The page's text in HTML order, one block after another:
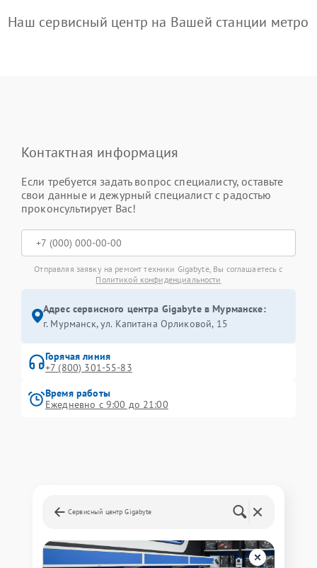
Наш сервисный центр на Вашей станции метро
Контактная информация
Если требуется задать вопрос специалисту, оставьте
свои данные и дежурный специалист с радостью
проконсультирует Вас!
Отправляя заявку на ремонт техники Gigabyte, Вы соглашаетесь с
Политикой конфиденциальности
Адрес сервисного центра Gigabyte в Мурманске:
г. Мурманск, ул. Капитана Орликовой, 15
Горячая линия
+7 (800) 301-55-83
Время работы
Ежедневно с 9:00 до 21:00
Сервисный центр Gigabyte